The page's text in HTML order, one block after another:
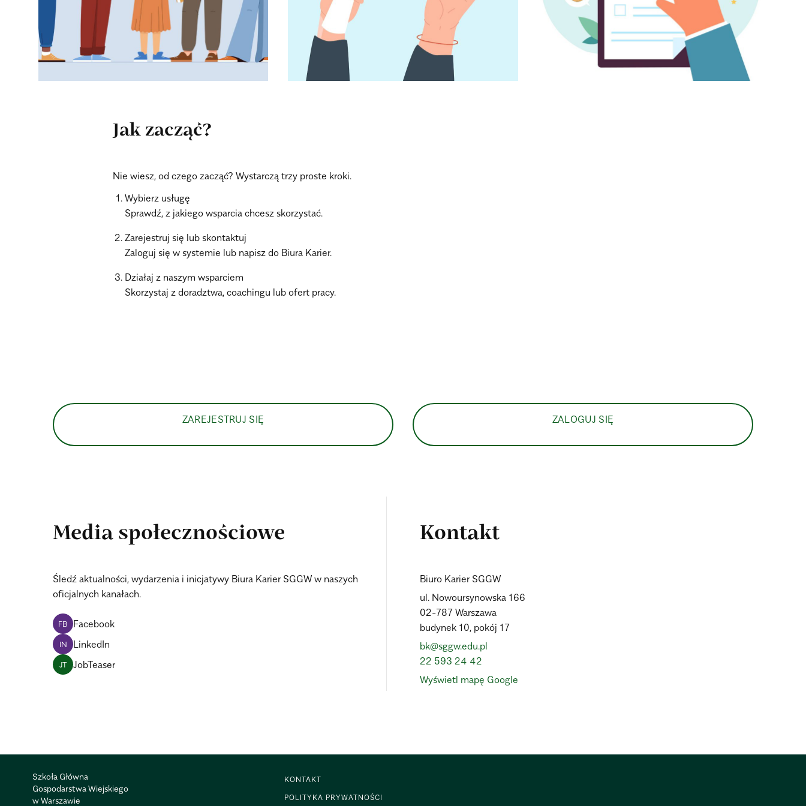
Jak zacząć?
Nie wiesz, od czego zacząć? Wystarczą trzy proste kroki.
Wybierz usługę
Sprawdź, z jakiego wsparcia chcesz skorzystać.
Zarejestruj się lub skontaktuj
Zaloguj się w systemie lub napisz do Biura Karier.
Działaj z naszym wsparciem
Skorzystaj z doradztwa, coachingu lub ofert pracy.
ZAREJESTRUJ SIĘ ZALOGUJ SIĘ
Media społecznościowe
Śledź aktualności, wydarzenia i inicjatywy Biura Karier SGGW w naszych
oficjalnych kanałach.
FB Facebook
IN LinkedIn
JT JobTeaser
Kontakt
Biuro Karier SGGW
ul. Nowoursynowska 166
02-787 Warszawa
budynek 10, pokój 17
bk@sggw.edu.pl
22 593 24 42
Wyświetl mapę Google
Szkoła Główna
Gospodarstwa Wiejskiego
w Warszawie
KONTAKT
POLITYKA PRYWATNOŚCI